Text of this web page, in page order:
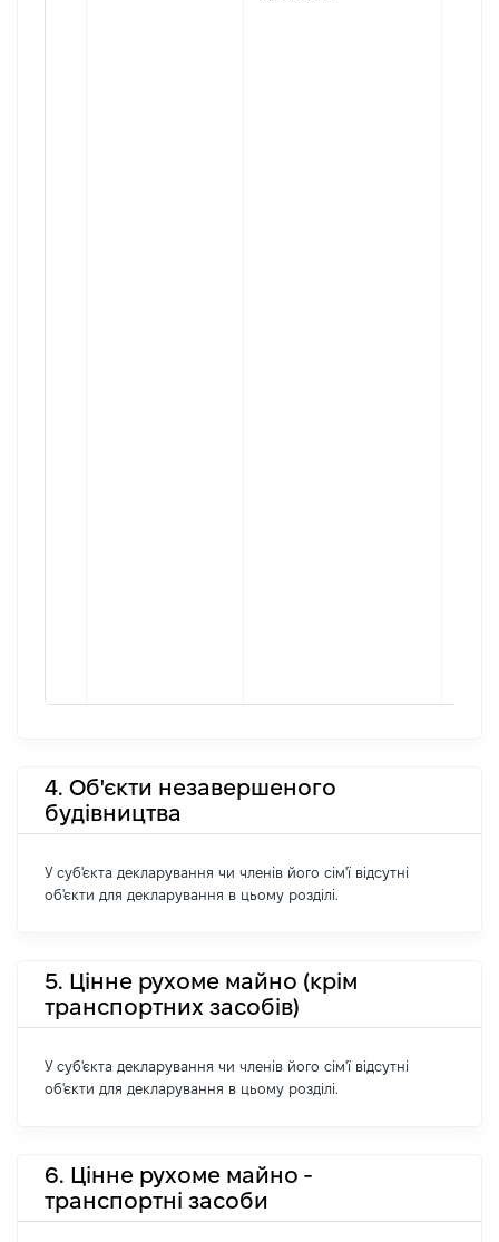
4. Об'єкти незавершеного
будівництва
У суб'єкта декларування чи членів його сім'ї відсутні
об'єкти для декларування в цьому розділі.
5. Цінне рухоме майно (крім
транспортних засобів)
У суб'єкта декларування чи членів його сім'ї відсутні
об'єкти для декларування в цьому розділі.
6. Цінне рухоме майно -
транспортні засоби